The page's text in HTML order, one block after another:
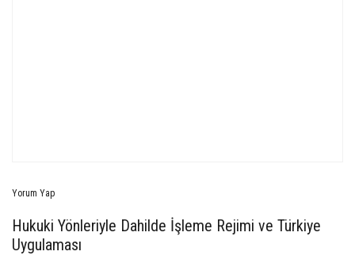
Yorum Yap
Hukuki Yönleriyle Dahilde İşleme Rejimi ve Türkiye
Uygulaması